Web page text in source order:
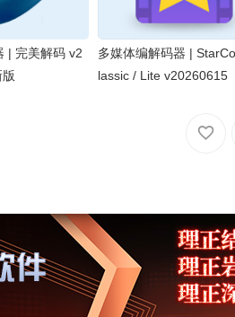
| 完美解码 v2
多媒体编解码器 |
lassic / Lite v20260615